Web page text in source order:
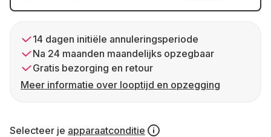
14 dagen initiële annuleringsperiode
Na 24 maanden maandelijks opzegbaar
Gratis bezorging en retour
Meer informatie over looptijd en opzegging
Selecteer je apparaatconditie